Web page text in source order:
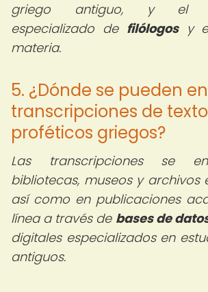
griego antiguo, y el
especializado de filólogosy
materia.
5. ¿Dónde se pueden
transcripciones de
proféticos griegos?
Las transcripciones se
bibliotecas, museos y archivos
así como en publicaciones
línea a través de bases de
digitales especializados en
antiguos.